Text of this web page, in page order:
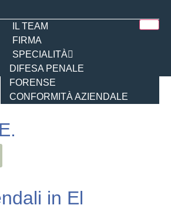
IL TEAM
FIRMA
SPECIALITÀ
DIFESA PENALE
FORENSE
CONFORMITÀ AZIENDALE
in El